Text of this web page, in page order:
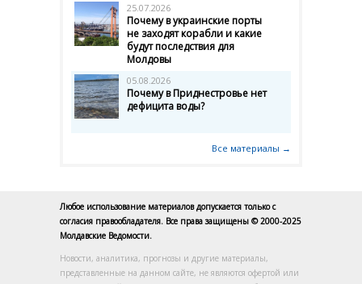
25.07.2026
Почему в украинские порты
не заходят корабли и какие
будут последствия для
Молдовы
05.08.2026
Почему в Приднестровье нет
дефицита воды?
Все материалы →
Любое использование материалов допускается только с
согласия правообладателя. Все права защищены © 2000-2025
Молдавские Ведомости.
Новости, аналитика, прогнозы и другие материалы,
представленные на данном сайте, не являются офертой или